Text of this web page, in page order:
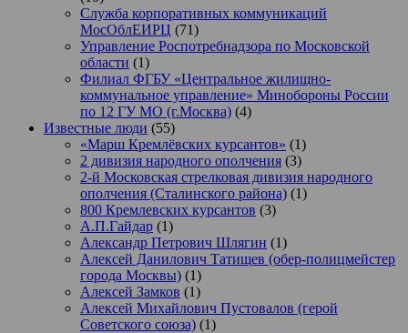
Служба корпоративных коммуникаций
МосОблЕИРЦ (71)
Управление Роспотребнадзора по Московской
области (1)
Филиал ФГБУ «Центральное жилищно-
коммунальное управление» Минобороны России
по 12 ГУ МО (г.Москва) (4)
Известные люди (55)
«Марш Кремлёвских курсантов» (1)
2 дивизия народного ополчения (3)
2-й Московская стрелковая дивизия народного
ополчения (Сталинского района) (1)
800 Кремлевских курсантов (3)
А.П.Гайдар (1)
Александр Петрович Шлягин (1)
Алексей Данилович Татищев (обер-полицмейстер
города Москвы) (1)
Алексей Замков (1)
Алексей Михайлович Пустовалов (герой
Советского союза) (1)